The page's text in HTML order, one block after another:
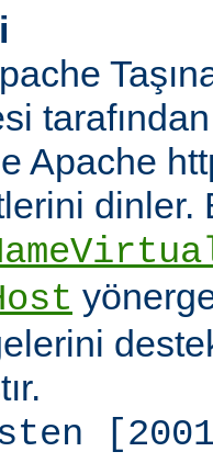
Apache
dinler.